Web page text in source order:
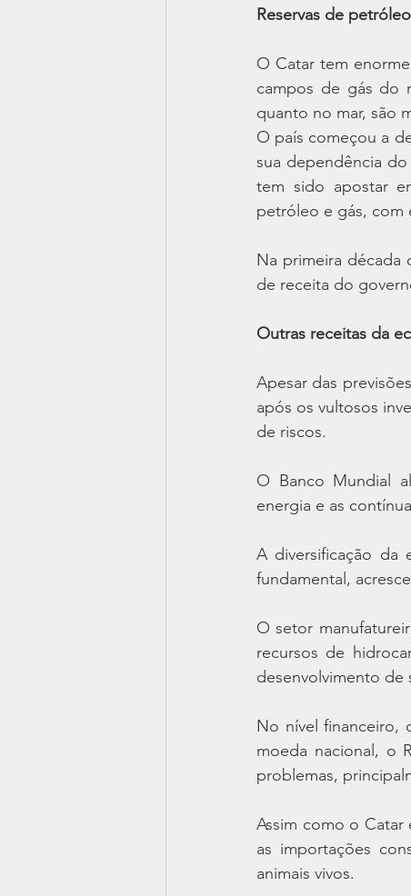
Reservas de
O Catar tem
campos de gás do
quanto no mar, são
O país começou a
sua dependência
tem sido apostar
petróleo e gás, com
Na primeira década
de receita do
Outras receitas da
Apesar das
após os vultosos
de riscos.
O Banco Mundial
energia e as
A diversificação da
fundamental,
O setor
recursos de
desenvolvimento de
No nível financeiro,
moeda nacional, o
problemas,
Assim como o
as importações
animais vivos.